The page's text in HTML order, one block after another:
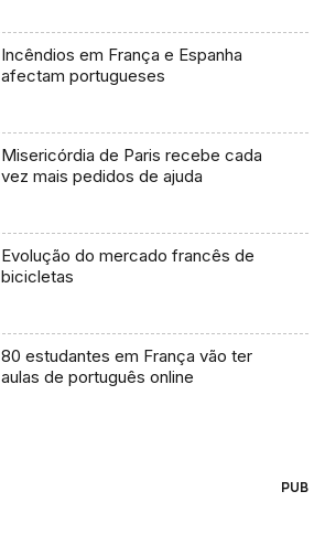
Incêndios em França e Espanha
afectam portugueses
Misericórdia de Paris recebe cada
vez mais pedidos de ajuda
Evolução do mercado francês de
bicicletas
80 estudantes em França vão ter
aulas de português online
PUB